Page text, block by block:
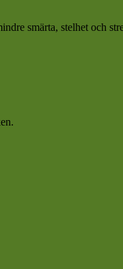
smärta, stelhet och